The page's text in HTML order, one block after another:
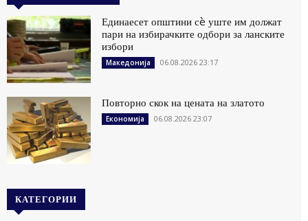
Единаесет општини сè уште им должат
пари на избирачките одбори за ланските
избори
Македонија 06.08.2026 23:17
Повторно скок на цената на златото
Економија 06.08.2026 23:07
КАТЕГОРИИ